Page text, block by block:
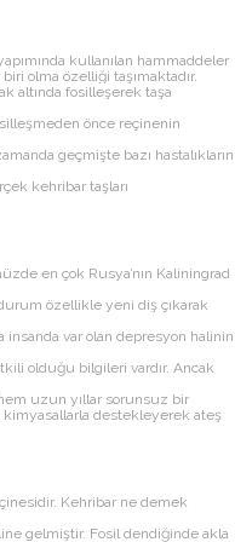
kullanılan hammaddeler
olma özelliği taşımaktadır.
altında fosilleşerek taşa
önce reçinenin
geçmişte bazı hastalıkların
kehribar taşları
en çok Rusya’nın Kaliningrad
özellikle yeni diş çıkarak
insanda var olan depresyon halinin
olduğu bilgileri vardır. Ancak
uzun yıllar sorunsuz bir
kimyasallarla destekleyerek ateş
Kehribar ne demek
gelmiştir. Fosil dendiğinde akla